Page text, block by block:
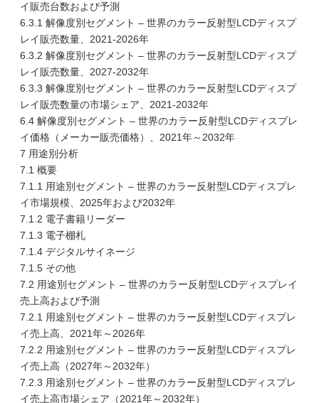
イ販売台数および予測
6.3.1 解像度別セグメント – 世界のカラー反射型LCDディスプ
レイ販売数量、2021-2026年
6.3.2 解像度別セグメント – 世界のカラー反射型LCDディスプ
レイ販売数量、2027-2032年
6.3.3 解像度別セグメント – 世界のカラー反射型LCDディスプ
レイ販売数量の市場シェア、2021-2032年
6.4 解像度別セグメント – 世界のカラー反射型LCDディスプレ
イ価格（メーカー販売価格）、2021年～2032年
7 用途別分析
7.1 概要
7.1.1 用途別セグメント – 世界のカラー反射型LCDディスプレ
イ市場規模、2025年および2032年
7.1.2 電子書籍リーダー
7.1.3 電子棚札
7.1.4 デジタルサイネージ
7.1.5 その他
7.2 用途別セグメント – 世界のカラー反射型LCDディスプレイ
売上高および予測
7.2.1 用途別セグメント – 世界のカラー反射型LCDディスプレ
イ売上高、2021年～2026年
7.2.2 用途別セグメント – 世界のカラー反射型LCDディスプレ
イ売上高（2027年～2032年）
7.2.3 用途別セグメント – 世界のカラー反射型LCDディスプレ
イ売上高市場シェア（2021年～2032年）